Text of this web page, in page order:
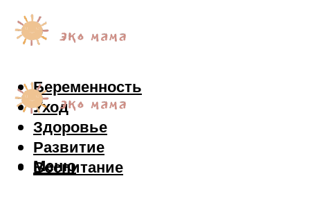
Беременность
Уход
Здоровье
Развитие
Воспитание
Меню